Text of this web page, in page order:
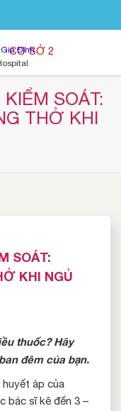
Định
CƠ SỞ 2
SOÁT:
THỞ KHI
SOÁT:
KHI NGỦ
thuốc? Hãy
đêm của bạn.
áp của
bác sĩ kê đến 3 –